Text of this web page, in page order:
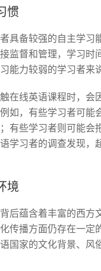
惯
具备较强的自主学习
监督和管理，学习时
能力较弱的学习者来
在线英语课程时，会
如，有些学习者可
有些学习者则可能会
学习者的调查发现
境
后蕴含着丰富的西方
传播方面仍存在一定
国家的文化背景、风